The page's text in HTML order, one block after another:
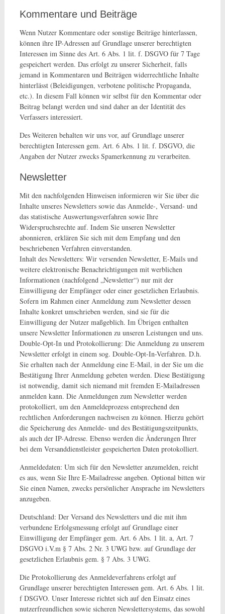
Kommentare und Beiträge
Wenn Nutzer Kommentare oder sonstige Beiträge hinterlassen,
können ihre IP-Adressen auf Grundlage unserer berechtigten
Interessen im Sinne des Art. 6 Abs. 1 lit. f. DSGVO für 7 Tage
gespeichert werden. Das erfolgt zu unserer Sicherheit, falls
jemand in Kommentaren und Beiträgen widerrechtliche Inhalte
hinterlässt (Beleidigungen, verbotene politische Propaganda,
etc.). In diesem Fall können wir selbst für den Kommentar oder
Beitrag belangt werden und sind daher an der Identität des
Verfassers interessiert.
Des Weiteren behalten wir uns vor, auf Grundlage unserer
berechtigten Interessen gem. Art. 6 Abs. 1 lit. f. DSGVO, die
Angaben der Nutzer zwecks Spamerkennung zu verarbeiten.
Newsletter
Mit den nachfolgenden Hinweisen informieren wir Sie über die
Inhalte unseres Newsletters sowie das Anmelde-, Versand- und
das statistische Auswertungsverfahren sowie Ihre
Widerspruchsrechte auf. Indem Sie unseren Newsletter
abonnieren, erklären Sie sich mit dem Empfang und den
beschriebenen Verfahren einverstanden.
Inhalt des Newsletters: Wir versenden Newsletter, E-Mails und
weitere elektronische Benachrichtigungen mit werblichen
Informationen (nachfolgend „Newsletter“) nur mit der
Einwilligung der Empfänger oder einer gesetzlichen Erlaubnis.
Sofern im Rahmen einer Anmeldung zum Newsletter dessen
Inhalte konkret umschrieben werden, sind sie für die
Einwilligung der Nutzer maßgeblich. Im Übrigen enthalten
unsere Newsletter Informationen zu unseren Leistungen und uns.
Double-Opt-In und Protokollierung: Die Anmeldung zu unserem
Newsletter erfolgt in einem sog. Double-Opt-In-Verfahren. D.h.
Sie erhalten nach der Anmeldung eine E-Mail, in der Sie um die
Bestätigung Ihrer Anmeldung gebeten werden. Diese Bestätigung
ist notwendig, damit sich niemand mit fremden E-Mailadressen
anmelden kann. Die Anmeldungen zum Newsletter werden
protokolliert, um den Anmeldeprozess entsprechend den
rechtlichen Anforderungen nachweisen zu können. Hierzu gehört
die Speicherung des Anmelde- und des Bestätigungszeitpunkts,
als auch der IP-Adresse. Ebenso werden die Änderungen Ihrer
bei dem Versanddienstleister gespeicherten Daten protokolliert.
Anmeldedaten: Um sich für den Newsletter anzumelden, reicht
es aus, wenn Sie Ihre E-Mailadresse angeben. Optional bitten wir
Sie einen Namen, zwecks persönlicher Ansprache im Newsletters
anzugeben.
Deutschland: Der Versand des Newsletters und die mit ihm
verbundene Erfolgsmessung erfolgt auf Grundlage einer
Einwilligung der Empfänger gem. Art. 6 Abs. 1 lit. a, Art. 7
DSGVO i.V.m § 7 Abs. 2 Nr. 3 UWG bzw. auf Grundlage der
gesetzlichen Erlaubnis gem. § 7 Abs. 3 UWG.
Die Protokollierung des Anmeldeverfahrens erfolgt auf
Grundlage unserer berechtigten Interessen gem. Art. 6 Abs. 1 lit.
f DSGVO. Unser Interesse richtet sich auf den Einsatz eines
nutzerfreundlichen sowie sicheren Newslettersystems, das sowohl